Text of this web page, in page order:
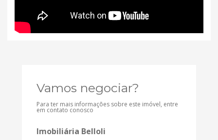
Vamos negociar?
Para ter mais informações sobre este imóvel, entre
em contato conosco
Imobiliária Belloli